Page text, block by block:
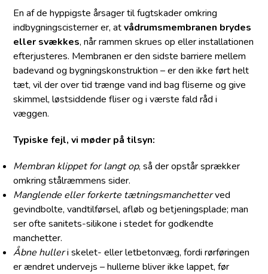
En af de hyppigste årsager til fugtskader omkring
indbygningscisterner er, atvådrumsmembranen brydes
eller svækkes, når rammen skrues op eller installationen
efterjusteres. Membranen er den sidste barriere mellem
badevand og bygningskonstruktion – er den ikke ført helt
tæt, vil der over tid trænge vand ind bag fliserne og give
skimmel, løstsiddende fliser og i værste fald råd i
væggen.
Typiske fejl, vi møder på tilsyn:
Membran klippet for langt op, så der opstår sprækker
omkring stålræmmens sider.
Manglende eller forkerte tætningsmanchetterved
gevindbolte, vandtilførsel, afløb og betjeningsplade; man
ser ofte sanitets-silikone i stedet for godkendte
manchetter.
Åbne hulleri skelet- eller letbetonvæg, fordi rørføringen
er ændret undervejs – hullerne bliver ikke lappet, før